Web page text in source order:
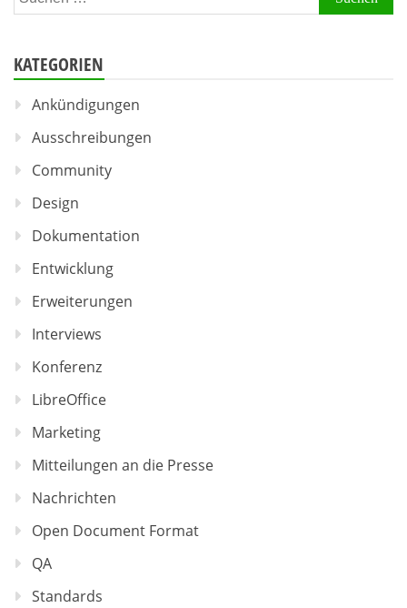
nach:
KATEGORIEN
Ankündigungen
Ausschreibungen
Community
Design
Dokumentation
Entwicklung
Erweiterungen
Interviews
Konferenz
LibreOffice
Marketing
Mitteilungen an die Presse
Nachrichten
Open Document Format
QA
Standards